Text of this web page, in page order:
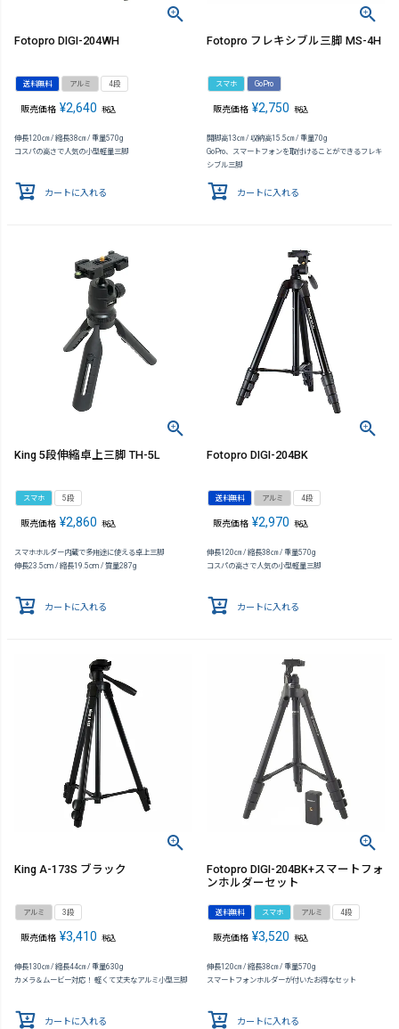
Fotopro DIGI-204WH
送料無料 アルミ 4段
販売価格 ¥2,640 税込
伸長120㎝ / 縮長38㎝ / 重量570g
コスパの高さで人気の小型軽量三脚
カートに入れる
Fotopro フレキシブル三脚 MS-4H
スマホ GoPro
販売価格 ¥2,750 税込
開脚高13㎝ / 収納高15.5㎝ / 重量70g
GoPro、スマートフォンを取付けることができるフレキ
シブル三脚
カートに入れる
King 5段伸縮卓上三脚 TH-5L
スマホ 5段
販売価格 ¥2,860 税込
スマホホルダー内蔵で多用途に使える卓上三脚
伸長23.5cm / 縮長19.5cm / 質量287g
カートに入れる
Fotopro DIGI-204BK
送料無料 アルミ 4段
販売価格 ¥2,970 税込
伸長120㎝ / 縮長38㎝ / 重量570g
コスパの高さで人気の小型軽量三脚
カートに入れる
King A-173S ブラック
アルミ 3段
販売価格 ¥3,410 税込
伸長130㎝ / 縮長44㎝ / 重量630g
カメラ＆ムービー対応！ 軽くて丈夫なアルミ小型三脚
カートに入れる
Fotopro DIGI-204BK+スマートフォ
ンホルダーセット
送料無料 スマホ アルミ 4段
販売価格 ¥3,520 税込
伸長120㎝ / 縮長38㎝ / 重量570g
スマートフォンホルダーが付いたお得なセット
カートに入れる